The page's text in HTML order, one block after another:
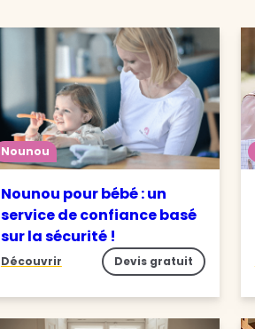
Nounou
Nounou pour bébé : un
service de confiance basé
sur la sécurité !
Découvrir Devis gratuit